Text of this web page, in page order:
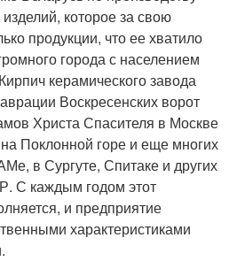
которое за свою
продукции, что ее хватило
города с населением
керамического завода
Воскресенских ворот
Христа Спасителя в Москве
Поклонной горе и еще многих
в Сургуте, Спитаке и других
С каждым годом этот
и предприятие
характеристиками